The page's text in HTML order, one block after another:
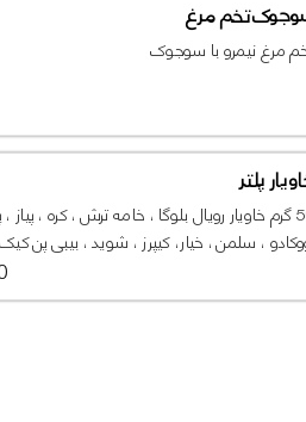
تخم مرغ
مرغ نیمرو با سوجوک
پلتر
50 گرم خاویار رویال بلوگا ، خامه ترش ، کره ،
، سلمن ، خیار، کیپرز ، شوید ، بیبی پن